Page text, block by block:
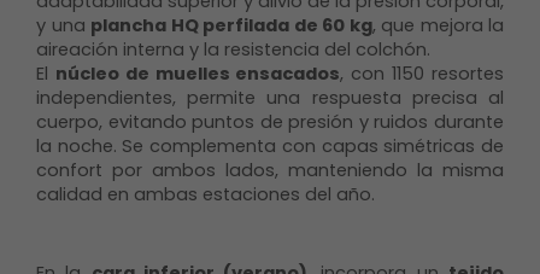
y una plancha HQ perfilada de 60 kg, que mejora la
aireación interna y la resistencia del colchón.
El núcleo de muelles ensacados, con 1150 resortes
independientes, permite una respuesta precisa al
cuerpo, evitando puntos de presión y ruidos durante
la noche. Se complementa con capas simétricas de
confort por ambos lados, manteniendo la misma
calidad en ambas estaciones del año.